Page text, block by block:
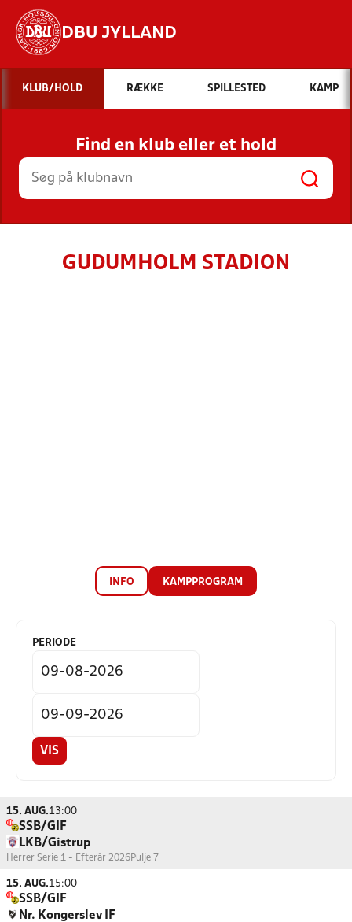
DBU JYLLAND
Hvad vil du søge efter?
INDHOLD OG NYHEDER
STILLINGER, RESULTATER, KLUBBER OG
HOLD
KLUB/HOLD RÆKKE SPILLESTED KAMP
Find en klub eller et hold
GUDUMHOLM STADION
INFO KAMPPROGRAM
PERIODE
VIS
15. AUG.13:00
SSB/GIF
LKB/Gistrup
Herrer Serie 1 - Efterår 2026Pulje 7
15. AUG.15:00
SSB/GIF
Nr. Kongerslev IF